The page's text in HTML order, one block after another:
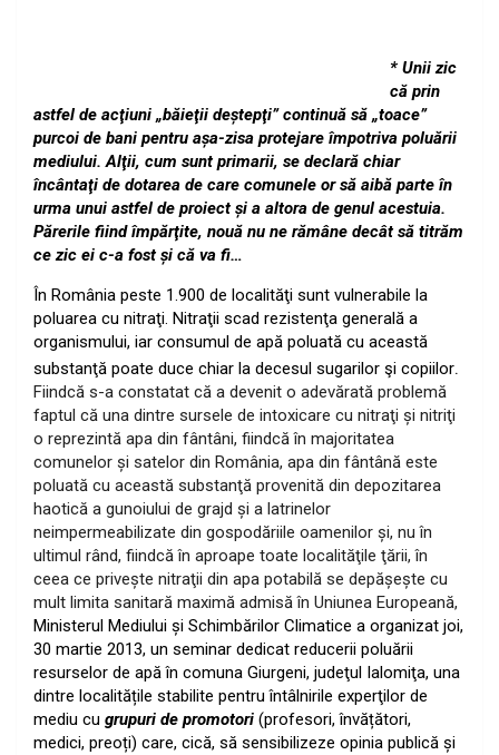
* Unii zic
că prin
astfel de acţiuni „băieţii deştepţi” continuă să „toace”
purcoi de bani pentru aşa-zisa protejare împotriva poluării
mediului. Alţii, cum sunt primarii, se declară chiar
încântaţi de dotarea de care comunele or să aibă parte în
urma unui astfel de proiect şi a altora de genul acestuia.
Părerile fiind împărţite, nouă nu ne rămâne decât să titrăm
ce zic ei c-a fost şi că va fi…
În România peste 1.900 de localităţi sunt vulnerabile la
poluarea cu nitraţi. Nitraţii scad rezistenţa generală a
organismului, iar consumul de apă poluată cu această
substanţă poate duce chiar la decesul sugarilor şi copiilor.
Fiindcă s-a constatat că a devenit o adevărată problemă
faptul că una dintre sursele de intoxicare cu nitraţi şi nitriţi
o reprezintă apa din fântâni, fiindcă în majoritatea
comunelor şi satelor din România, apa din fântână este
poluată cu această substanţă provenită din depozitarea
haotică a gunoiului de grajd şi a latrinelor
neimpermeabilizate din gospodăriile oamenilor şi, nu în
ultimul rând, fiindcă în aproape toate localităţile ţării, în
ceea ce priveşte nitraţii din apa potabilă se depăşeşte cu
mult limita sanitară maximă admisă în Uniunea Europeană,
Ministerul Mediului şi Schimbărilor Climatice a organizat joi,
30 martie 2013, un seminar dedicat reducerii poluării
resurselor de apă în comuna Giurgeni, judeţul Ialomiţa, una
dintre localitățile stabilite pentru întâlnirile experţilor de
mediu cu grupuri de promotori (profesori, învățători,
medici, preoți) care, cică, să sensibilizeze opinia publică şi